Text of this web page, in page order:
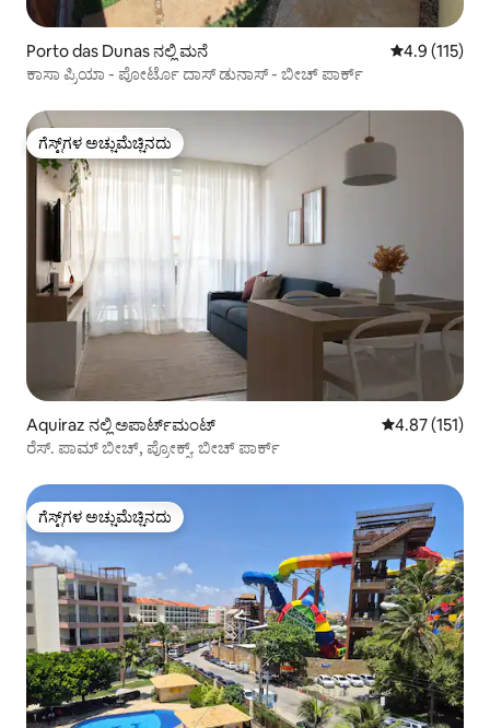
Porto das Dunas ನಲ್ಲಿ ಮನೆ 5 ರಲ್ಲಿ 4.9
4.9 (115)
ಕಾಸಾ ಪ್ರಿಯಾ - ಪೋರ್ಟೊ ದಾಸ್ ಡುನಾಸ್ - ಬೀಚ್ ಪಾರ್ಕ್
ಗೆಸ್ಟ್‌ಗಳ ಅಚ್ಚುಮೆಚ್ಚಿನದು
ಗೆಸ್ಟ್‌ಗಳ ಅಚ್ಚುಮೆಚ್ಚಿನದು
Aquiraz ನಲ್ಲಿ ಅಪಾರ್ಟ್‌ಮಂಟ್ 5 ರಲ್ಲಿ 4.87
4.87 (151)
ರೆಸ್. ಪಾಮ್ ಬೀಚ್, ಪ್ರೋಕ್ಸ್. ಬೀಚ್ ಪಾರ್ಕ್
ಗೆಸ್ಟ್‌ಗಳ ಅಚ್ಚುಮೆಚ್ಚಿನದು
ಗೆಸ್ಟ್‌ಗಳ ಅಚ್ಚುಮೆಚ್ಚಿನದು